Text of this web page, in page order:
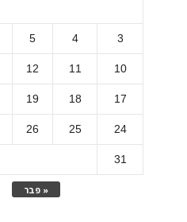
« פבר
3
4
5
10
11
12
17
18
19
24
25
26
31